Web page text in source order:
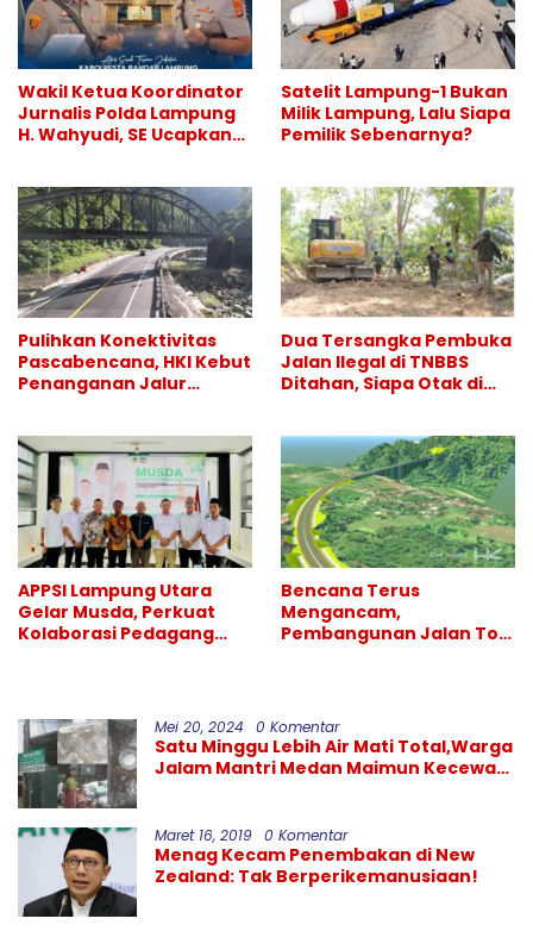
Wakil Ketua Koordinator
Jurnalis Polda Lampung
H. Wahyudi, SE Ucapkan
Lampung
Satelit Lampung-1 Bukan
Milik Lampung, Lalu Siapa
Pemilik Sebenarnya?
Pulihkan Konektivitas
Pascabencana, HKI Kebut
Penanganan Jalur
Dua Tersangka Pembuka
Jalan Ilegal di TNBBS
Ditahan, Siapa Otak di
APPSI Lampung Utara
Gelar Musda, Perkuat
Kolaborasi Pedagang
Bencana Terus
Mengancam,
Pembangunan Jalan Tol
Mei 20, 2024 0 Komentar
Satu Minggu Lebih Air Mati Total,Warga
Jalam Mantri Medan Maimun Kecewa
Maret 16, 2019 0 Komentar
Menag Kecam Penembakan di New
Zealand: Tak Berperikemanusiaan!